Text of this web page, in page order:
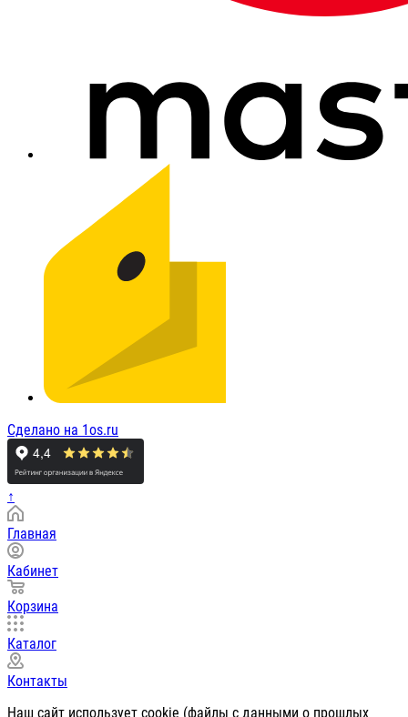
Сделано на 1os.ru
↑
Главная
Кабинет
Корзина
Каталог
Контакты
Наш сайт использует cookie (файлы с данными о прошлых